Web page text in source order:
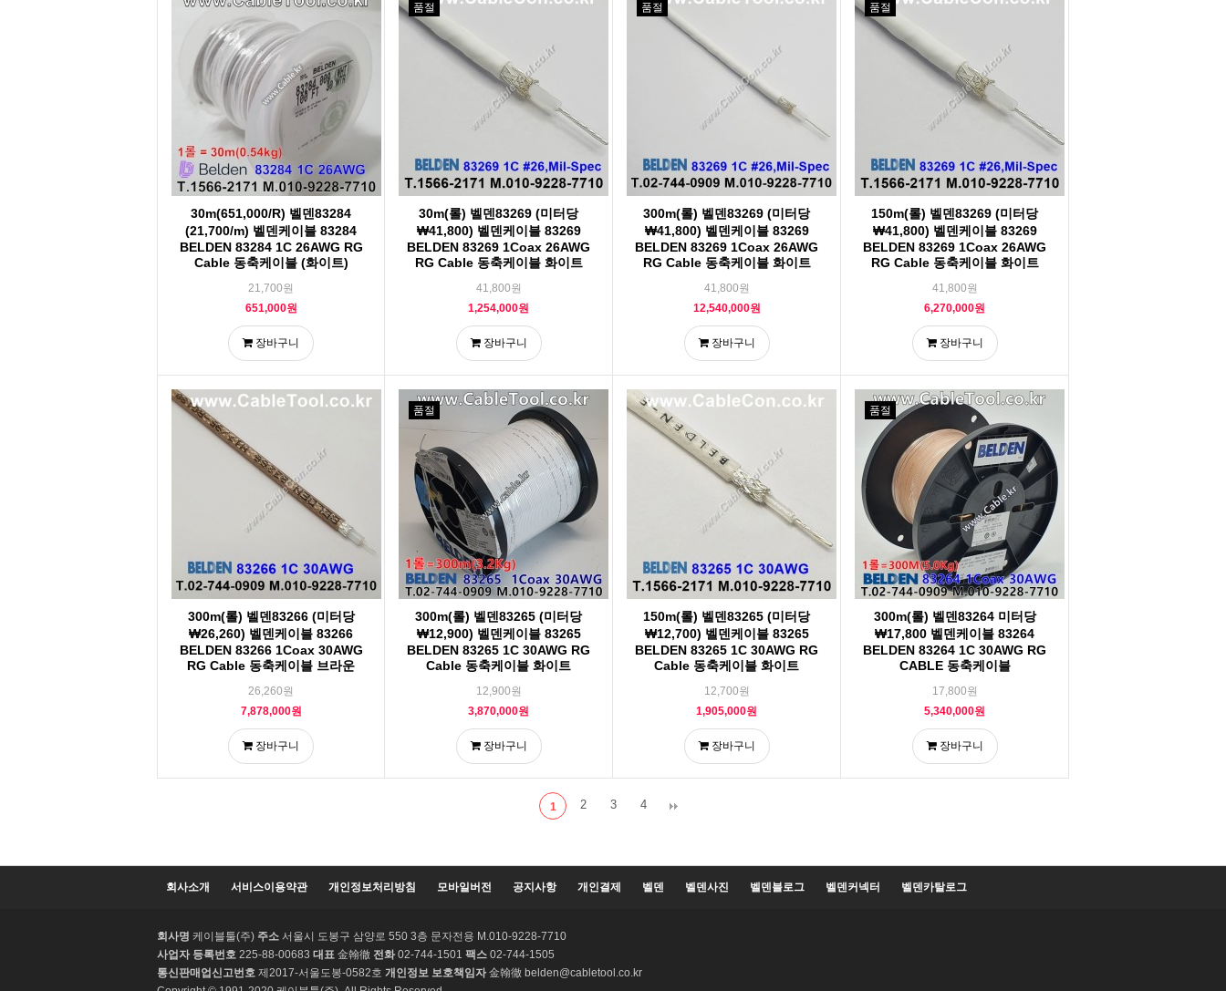
30m(651,000/R) 벨덴83284
(21,700/m) 벨덴케이블 83284
BELDEN 83284 1C 26AWG RG
Cable 동축케이블 (화이트)
21,700원
651,000원
장바구니
30m(롤) 벨덴83269 (미터당
₩41,800) 벨덴케이블 83269
BELDEN 83269 1Coax 26AWG
RG Cable 동축케이블 화이트
41,800원
1,254,000원
품절
장바구니
300m(롤) 벨덴83269 (미터당
₩41,800) 벨덴케이블 83269
BELDEN 83269 1Coax 26AWG
RG Cable 동축케이블 화이트
41,800원
12,540,000원
품절
장바구니
150m(롤) 벨덴83269 (미터당
₩41,800) 벨덴케이블 83269
BELDEN 83269 1Coax 26AWG
RG Cable 동축케이블 화이트
41,800원
6,270,000원
품절
장바구니
300m(롤) 벨덴83266 (미터당
₩26,260) 벨덴케이블 83266
BELDEN 83266 1Coax 30AWG
RG Cable 동축케이블 브라운
26,260원
7,878,000원
장바구니
300m(롤) 벨덴83265 (미터당
₩12,900) 벨덴케이블 83265
BELDEN 83265 1C 30AWG RG
Cable 동축케이블 화이트
12,900원
3,870,000원
품절
장바구니
150m(롤) 벨덴83265 (미터당
₩12,700) 벨덴케이블 83265
BELDEN 83265 1C 30AWG RG
Cable 동축케이블 화이트
12,700원
1,905,000원
장바구니
300m(롤) 벨덴83264 미터당
₩17,800 벨덴케이블 83264
BELDEN 83264 1C 30AWG RG
CABLE 동축케이블
17,800원
5,340,000원
품절
장바구니
1 2 3 4
회사소개 서비스이용약관 개인정보처리방침 모바일버전 공지사항 개인결제 벨덴 벨덴사진 벨덴블로그 벨덴커넥터 벨덴카탈로그
회사명 케이블툴(주) 주소 서울시 도봉구 삼양로 550 3층 문자전용 M.010-9228-7710
사업자 등록번호 225-88-00683 대표 金翰徹 전화02-744-1501 팩스 02-744-1505
통신판매업신고번호 제2017-서울도봉-0582호 개인정보 보호책임자金翰徹 belden@cabletool.co.kr